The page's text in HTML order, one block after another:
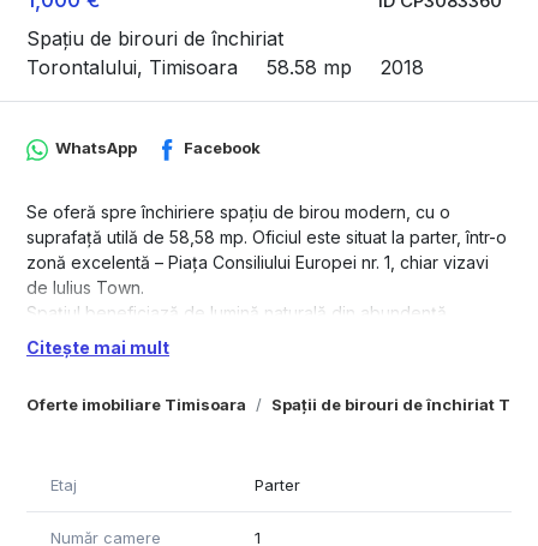
Spațiu de birouri de închiriat
Torontalului, Timisoara
58.58 mp 2018
Oferte imobiliare Timisoara Spații de birouri de închiriat
WhatsApp Facebook
Se oferă spre închiriere spațiu de birou modern, cu o
suprafață utilă de 58,58 mp. Oficiul este situat la parter, într-o
zonă excelentă – Piața Consiliului Europei nr. 1, chiar vizavi
de Iulius Town.
Spațiul beneficiază de lumină naturală din abundență,
oferind un mediu confortabil și plăcut pentru activități de
birou, cabinet sau alte servicii.
excelentă.
- Servicii recepție
- Securitate - supraveghere video
Contactați-ne pentru mai multe detalii!
Citește mai mult
Etaj Parter
Număr camere 1